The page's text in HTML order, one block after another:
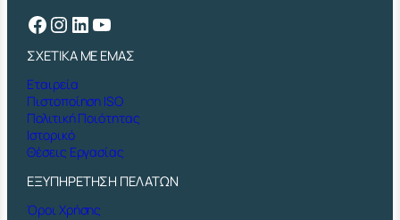
π
σ
τ
η
τ
α
Facebook Instagram Linkedin YouTube
ΣΧΕΤΙΚΑ ΜΕ ΕΜΑΣ
Εταιρεία
Πιστοποίηση ISO
Πολιτική Ποιότητας
Ιστορικό
Θέσεις Εργασίας
ΕΞΥΠΗΡΕΤΗΣΗ ΠΕΛΑΤΩΝ
Όροι Χρήσης